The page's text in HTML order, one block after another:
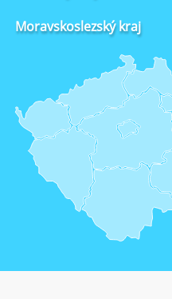
Moravskoslezský kraj